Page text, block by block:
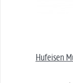
Hufeisen